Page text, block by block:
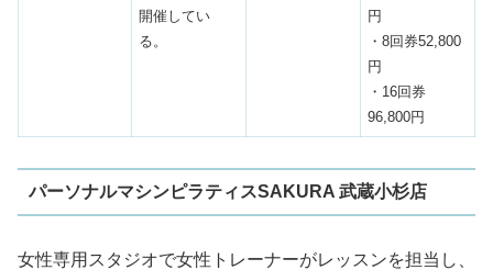
開催してい
る。
円
・8回券52,800
円
・16回券
96,800円
パーソナルマシンピラティスSAKURA 武蔵小杉店
女性専用スタジオで女性トレーナーがレッスンを担当し、